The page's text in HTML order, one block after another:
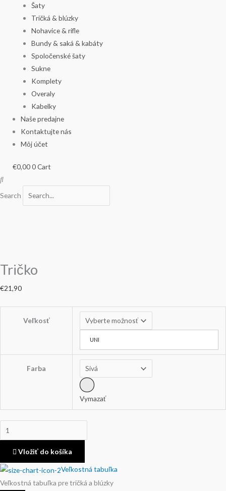
Šaty
Tričká & blúzky
Nohavice & rifle
Bundy & saká & kabáty
Spoločenské šaty
Sukne
Komplety
Overaly
Kabelky
Naše predajne
Kontaktujte nás
Môj účet
€0,000Cart
Search
Tričko
€21,90
Veľkosť
UNI
Farba
Vymazať
Vložiť do košíka
Veľkostná tabuľka
Veľkostná tabuľka pre tričká a blúzky